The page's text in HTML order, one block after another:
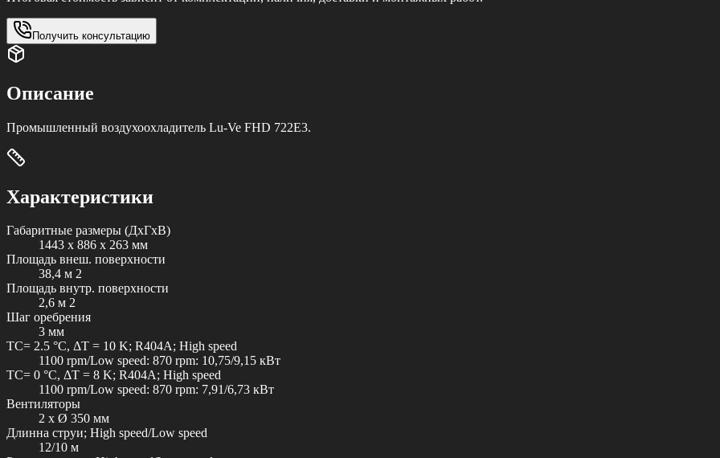
Получить консультацию
Описание
Промышленный воздухоохладитель Lu-Ve FHD 722E3.
Характеристики
Габаритные размеры (ДxГxВ)
1443 x 886 x 263 мм
Площадь внеш. поверхности
38,4 м 2
Площадь внутр. поверхности
2,6 м 2
Шаг оребрения
3 мм
TC= 2.5 °C, ΔT = 10 K; R404A; High speed
1100 rpm/Low speed: 870 rpm: 10,75/9,15 кВт
TC= 0 °C, ΔT = 8 K; R404A; High speed
1100 rpm/Low speed: 870 rpm: 7,91/6,73 кВт
Вентиляторы
2 x Ø 350 мм
Длинна струи; High speed/Low speed
12/10 м